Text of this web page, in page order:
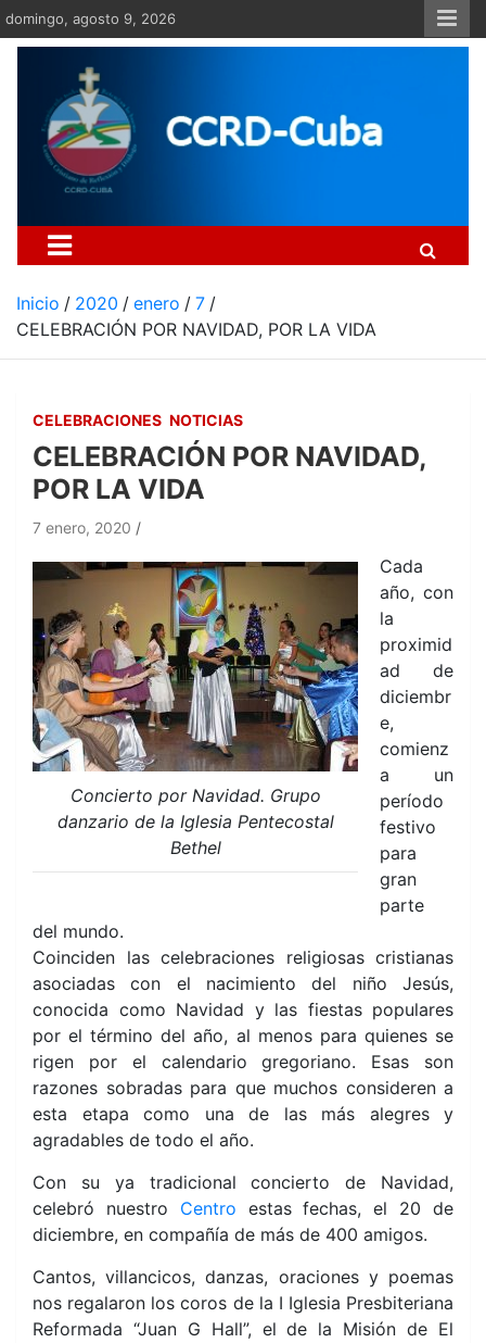
Saltar
al
domingo, agosto 9, 2026
Inicio 2020 enero
7
CELEBRACIÓN POR NAVIDAD, POR LA VIDA
CELEBRACIONES NOTICIAS
CELEBRACIÓN POR NAVIDAD,
POR LA VIDA
7 enero, 2020
Concierto por Navidad. Grupo
danzario de la Iglesia Pentecostal
Bethel
Cada
año, con
la
proximid
ad de
diciembr
e,
comienz
a un
período
festivo
para
gran
parte
del mundo.
Coinciden las celebraciones religiosas cristianas
asociadas con el nacimiento del niño Jesús,
conocida como Navidad y las fiestas populares
por el término del año, al menos para quienes se
rigen por el calendario gregoriano. Esas son
razones sobradas para que muchos consideren a
esta etapa como una de las más alegres y
agradables de todo el año.
Con su ya tradicional concierto de Navidad,
celebró nuestro Centro estas fechas, el 20 de
diciembre, en compañía de más de 400 amigos.
Cantos, villancicos, danzas, oraciones y poemas
nos regalaron los coros de la I Iglesia Presbiteriana
Reformada “Juan G Hall”, el de la Misión de El